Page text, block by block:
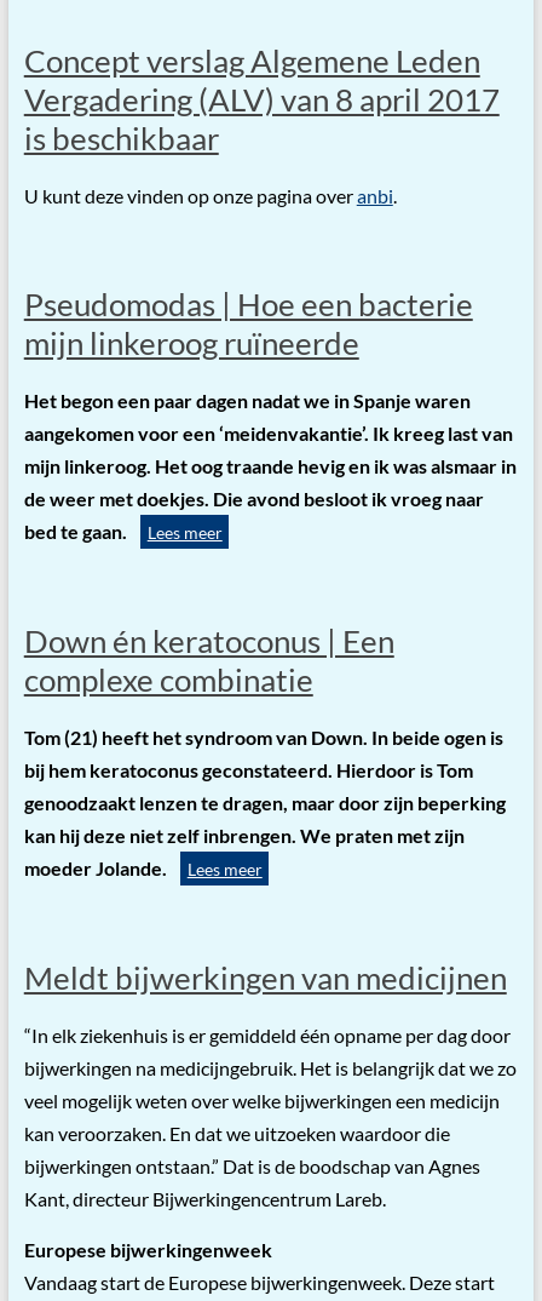
Concept verslag Algemene Leden
Vergadering (ALV) van 8 april 2017
is beschikbaar
U kunt deze vinden op onze pagina overanbi.
Pseudomodas | Hoe een bacterie
mijn linkeroog ruïneerde
Het begon een paar dagen nadat we in Spanje waren
aangekomen voor een ‘meidenvakantie’. Ik kreeg last van
mijn linkeroog. Het oog traande hevig en ik was alsmaar in
de weer met doekjes. Die avond besloot ik vroeg naar
bed te gaan.
Lees meer
Down én keratoconus | Een
complexe combinatie
Tom (21) heeft het syndroom van Down. In beide ogen is
bij hem keratoconus geconstateerd. Hierdoor is Tom
genoodzaakt lenzen te dragen, maar door zijn beperking
kan hij deze niet zelf inbrengen. We praten met zijn
moeder Jolande.
Lees meer
Meldt bijwerkingen van medicijnen
“In elk ziekenhuis is er gemiddeld één opname per dag door
bijwerkingen na medicijngebruik. Het is belangrijk dat we zo
veel mogelijk weten over welke bijwerkingen een medicijn
kan veroorzaken. En dat we uitzoeken waardoor die
bijwerkingen ontstaan.” Dat is de boodschap van Agnes
Kant, directeur Bijwerkingencentrum Lareb.
Europese bijwerkingenweek
Vandaag start de Europese bijwerkingenweek. Deze start